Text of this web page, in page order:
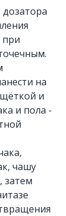
при
на
и
и пола -
чашу
затем